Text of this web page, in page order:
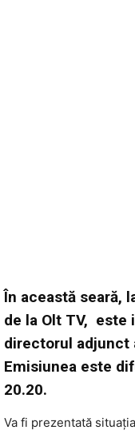
În această seară,
de la Olt TV, este
directorul adjunct
Emisiunea este
20.20.
Va fi prezentată